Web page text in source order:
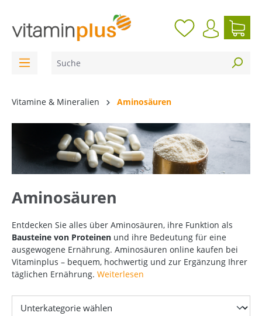
Vitamine & Mineralien Aminosäuren
Aminosäuren
Entdecken Sie alles über Aminosäuren, ihre Funktion als
Bausteine von Proteinen und ihre Bedeutung für eine
ausgewogene Ernährung. Aminosäuren online kaufen bei
Vitaminplus – bequem, hochwertig und zur Ergänzung Ihrer
täglichen Ernährung. Weiterlesen